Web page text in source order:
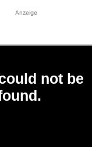
Anzeige